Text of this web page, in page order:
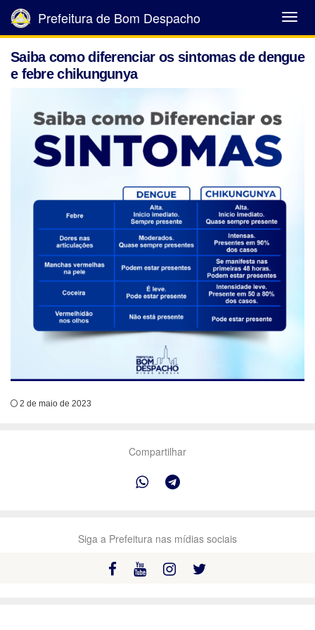
Abrir
Menu
Prefeitura de Bom Despacho
Saiba como diferenciar os sintomas de dengue
e febre chikungunya
2 de maio de 2023
Compartilhar
Siga a Prefeitura nas mídias sociais